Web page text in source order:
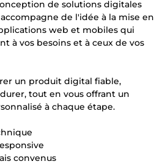
de solutions digitales
de l'idée à la mise en
web et mobiles qui
à vos besoins et à ceux de vos
un produit digital fiable,
tout en vous offrant un
à chaque étape.
convenus